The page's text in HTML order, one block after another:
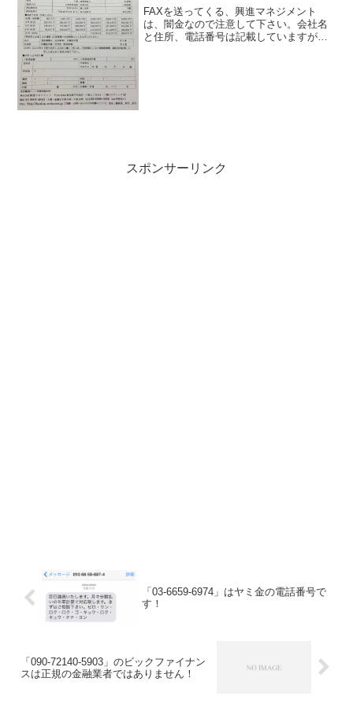
FAXを送ってくる、興進マネジメント
は、闇金なので注意して下さい。会社名
と住所、電話番号は記載していますが、
スポンサーリンク
「03-6659-6974」はヤミ金の電話番号で
す！
「090-72140-5903」のビックファイナン
スは正規の金融業者ではありません！